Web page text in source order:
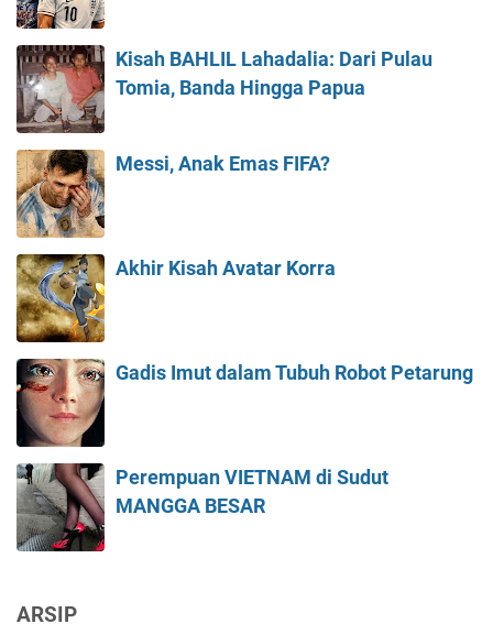
Kisah BAHLIL Lahadalia: Dari Pulau
Tomia, Banda Hingga Papua
Messi, Anak Emas FIFA?
Akhir Kisah Avatar Korra
Gadis Imut dalam Tubuh Robot Petarung
Perempuan VIETNAM di Sudut
MANGGA BESAR
ARSIP